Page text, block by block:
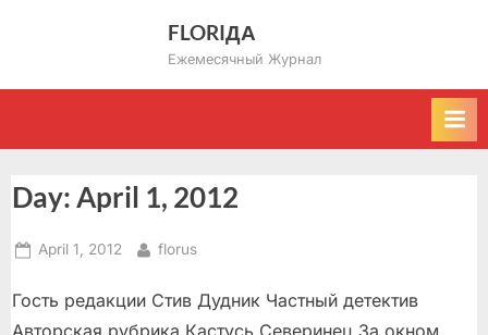
FLORIДА
Ежемесячный Журнал
Day:April 1, 2012
Posted
April 1, 2012 By
florus
Гость редакции Стив Дудник Частный детектив
Авторская рубрика Кастусь Северинец За окном